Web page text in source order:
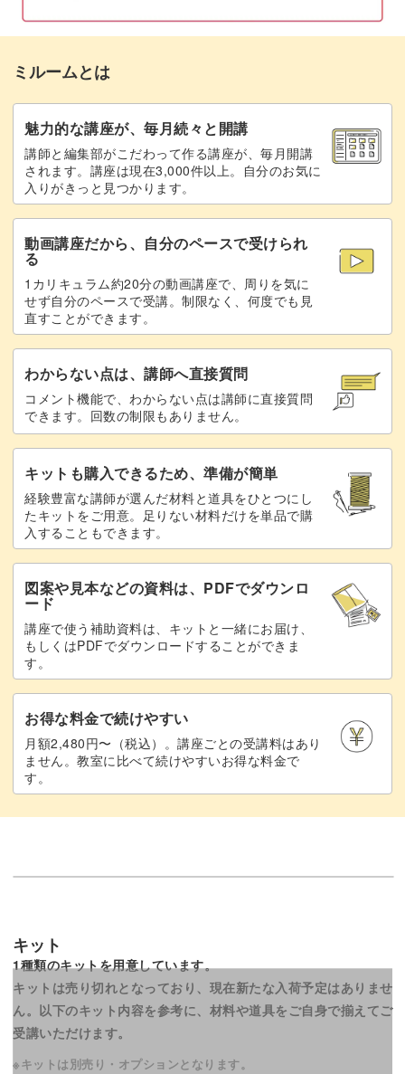
脚を作る 60:52
完成♪
ミルームとは
魅力的な講座が、毎月続々と開講
講師と編集部がこだわって作る講座が、毎月開講
されます。講座は現在3,000件以上。自分のお気に
入りがきっと見つかります。
動画講座だから、自分のペースで受けられ
る
1カリキュラム約20分の動画講座で、周りを気に
せず自分のペースで受講。制限なく、何度でも見
直すことができます。
わからない点は、講師へ直接質問
コメント機能で、わからない点は講師に直接質問
できます。回数の制限もありません。
キットも購入できるため、準備が簡単
経験豊富な講師が選んだ材料と道具をひとつにし
たキットをご用意。足りない材料だけを単品で購
入することもできます。
図案や見本などの資料は、PDFでダウンロ
ード
講座で使う補助資料は、キットと一緒にお届け、
もしくはPDFでダウンロードすることができま
す。
お得な料金で続けやすい
月額2,480円〜（税込）。講座ごとの受講料はあり
ません。教室に比べて続けやすいお得な料金で
す。
キット
1種類のキットを用意しています。
キットは売り切れとなっており、現在新たな入荷予定はありませ
ん。 以下のキット内容を参考に、材料や道具をご自身で揃えてご
受講いただけます。
※キットは別売り・オプションとなります。